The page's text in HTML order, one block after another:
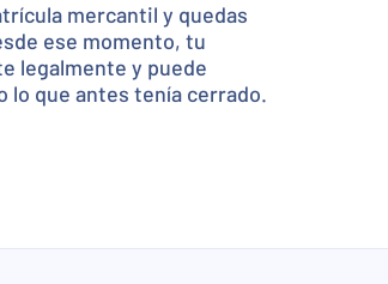
mercantil y quedas
ese momento, tu
legalmente y puede
lo que antes tenía cerrado.